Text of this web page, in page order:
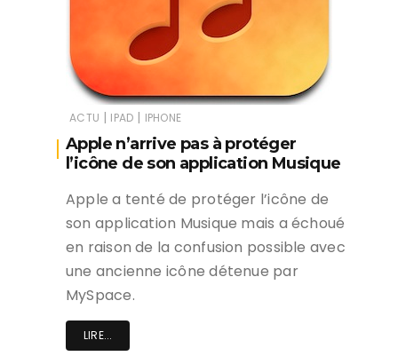
ACTU | IPAD | IPHONE
Apple n’arrive pas à protéger
l’icône de son application Musique
Apple a tenté de protéger l’icône de
son application Musique mais a échoué
en raison de la confusion possible avec
une ancienne icône détenue par
MySpace.
LIRE...